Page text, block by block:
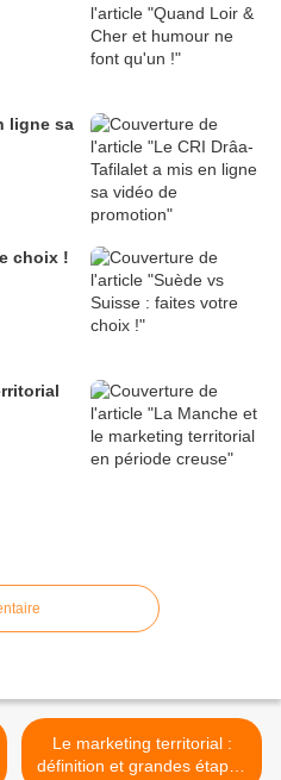
ligne sa
choix !
Le marketing territorial :
définition et grandes étapes